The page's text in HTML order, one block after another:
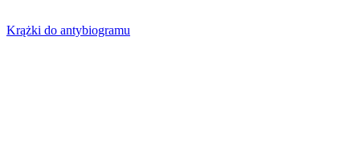
Krążki do antybiogramu